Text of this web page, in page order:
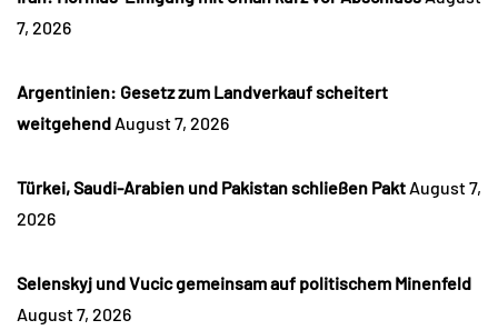
7, 2026
Argentinien: Gesetz zum Landverkauf scheitert
weitgehend August 7, 2026
Türkei, Saudi-Arabien und Pakistan schließen Pakt August 7,
2026
Selenskyj und Vucic gemeinsam auf politischem Minenfeld
August 7, 2026